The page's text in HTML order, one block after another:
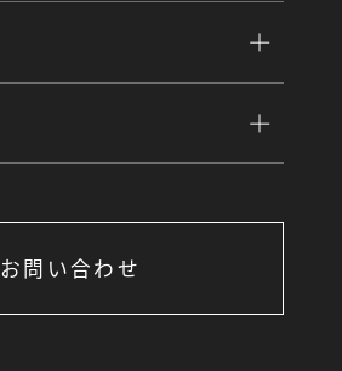
お問い合わせ